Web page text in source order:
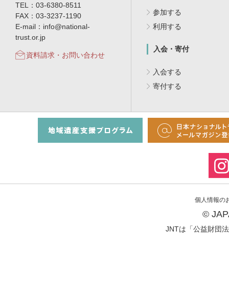
TEL：03-6380-8511
FAX：03-3237-1190
E-mail：info@national-
trust.or.jp
資料請求・お問い合わせ
参加する
利用する
入会・寄付
入会する
寄付する
個人情報の
©
JNTは「公益財団